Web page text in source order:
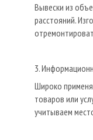
Вывески из
расстояний.
3.
Широко
товаров или
учитываем